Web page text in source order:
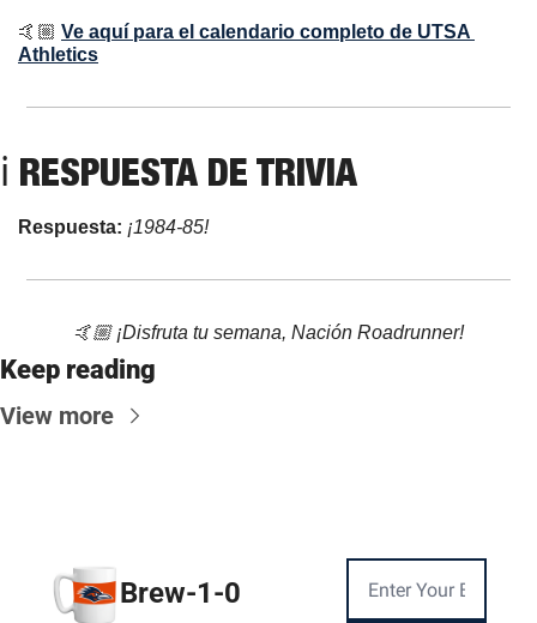
🤙🏼 Ve aquí para el calendario completo de UTSA
Athletics
ℹ RESPUESTA DE TRIVIA
Respuesta: ¡1984-85!
🤙🏼 ¡Disfruta tu semana, Nación Roadrunner!
Keep reading
View more
Brew-1-0